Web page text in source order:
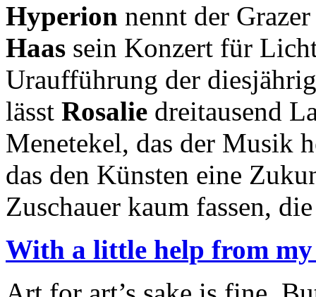
Hyperion nennt der
Haas sein Konzert für
Uraufführung der
lässt Rosalie dreitausend
Menetekel, das der Musik
das den Künsten eine
Zuschauer kaum fassen,
With a little help from